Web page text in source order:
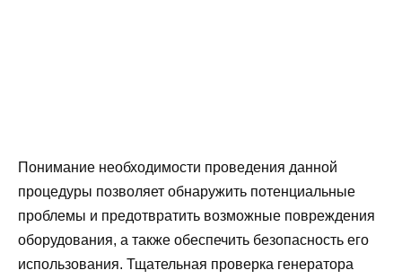
Понимание необходимости проведения данной
процедуры позволяет обнаружить потенциальные
проблемы и предотвратить возможные повреждения
оборудования, а также обеспечить безопасность его
использования. Тщательная проверка генератора